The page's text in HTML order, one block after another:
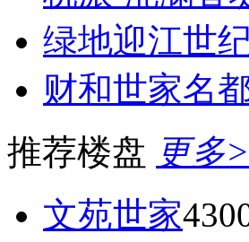
绿地迎江世
财和世家名
推荐楼盘 更多
文苑世家